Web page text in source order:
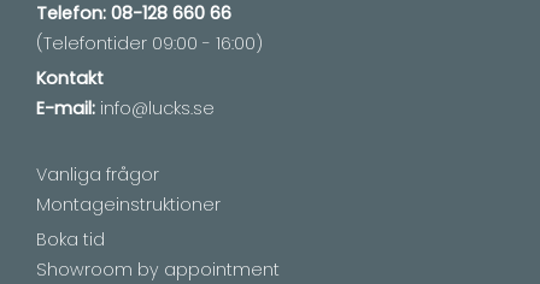
Telefon: 08-128 660 66
(Telefontider 09:00 - 16:00)
Kontakt
E-mail: info@lucks.se
Vanliga frågor
Montageinstruktioner
Boka tid
Showroom by appointment